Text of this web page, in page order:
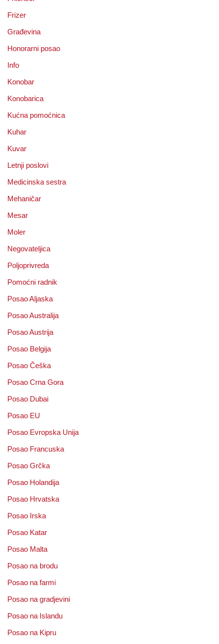
Frizer
Građevina
Honorarni posao
Info
Konobar
Konobarica
Kućna pomoćnica
Kuhar
Kuvar
Letnji poslovi
Medicinska sestra
Mehaničar
Mesar
Moler
Negovateljica
Poljoprivreda
Pomoćni radnik
Posao Aljaska
Posao Australija
Posao Austrija
Posao Belgija
Posao Češka
Posao Crna Gora
Posao Dubai
Posao EU
Posao Evropska Unija
Posao Francuska
Posao Grčka
Posao Holandija
Posao Hrvatska
Posao Irska
Posao Katar
Posao Malta
Posao na brodu
Posao na farmi
Posao na gradjevini
Posao na Islandu
Posao na Kipru